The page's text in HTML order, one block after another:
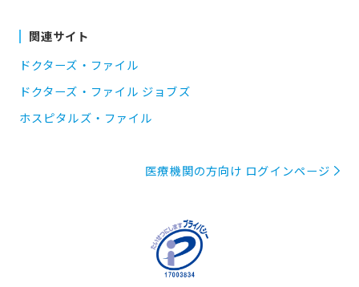
関連サイト
ドクターズ・ファイル
ドクターズ・ファイル ジョブズ
ホスピタルズ・ファイル
医療機関の方向け ログインページ